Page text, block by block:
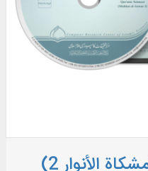
الأنوار 2)